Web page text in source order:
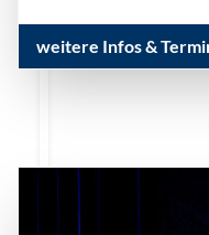
weitere Infos &